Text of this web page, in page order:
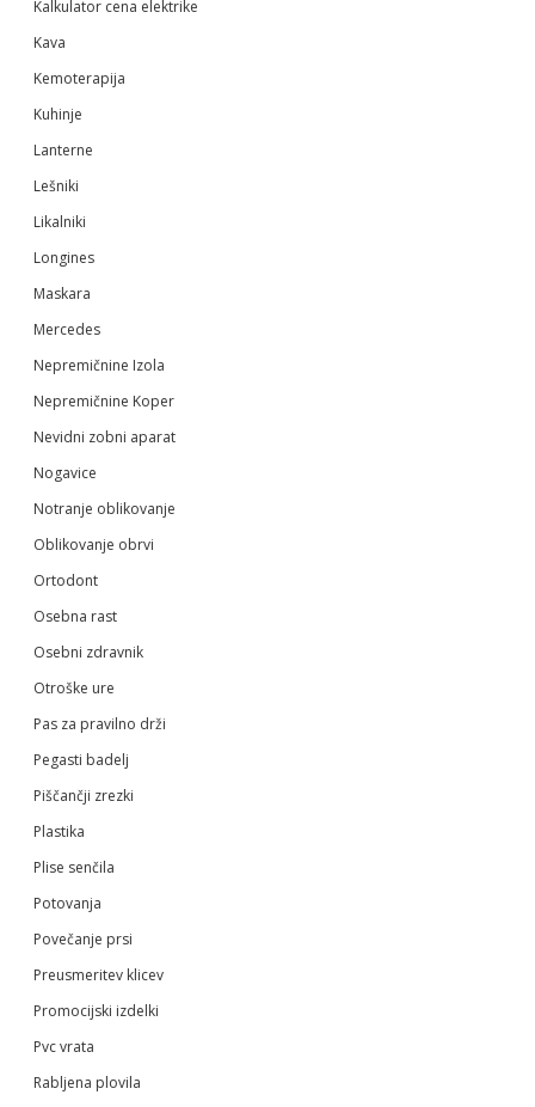
Kalkulator cena elektrike
Kava
Kemoterapija
Kuhinje
Lanterne
Lešniki
Likalniki
Longines
Maskara
Mercedes
Nepremičnine Izola
Nepremičnine Koper
Nevidni zobni aparat
Nogavice
Notranje oblikovanje
Oblikovanje obrvi
Ortodont
Osebna rast
Osebni zdravnik
Otroške ure
Pas za pravilno drži
Pegasti badelj
Piščančji zrezki
Plastika
Plise senčila
Potovanja
Povečanje prsi
Preusmeritev klicev
Promocijski izdelki
Pvc vrata
Rabljena plovila